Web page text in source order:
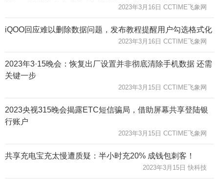
2023年3月16日 CCTIME飞象网
iQOO回应难以删除数据问题，发布教程提醒用户勾选格式化
2023年3月16日 CCTIME飞象网
2023年3·15晚会：恢复出厂设置并非彻底清除手机数据 还需
关键一步
2023年3月15日 CCTIME飞象网
2023央视315晚会揭露ETC短信骗局，借助屏幕共享登陆银
行账户
2023年3月15日 CCTIME飞象网
共享充电宝充太慢遭质疑：半小时充20% 成钱包刺客！
2023年3月15日 快科技